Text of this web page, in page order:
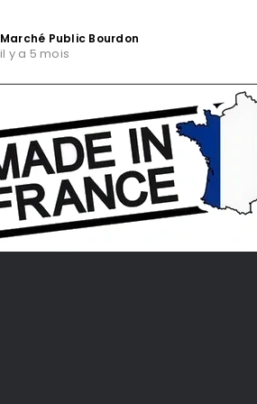
Marché Public Bourdon
il y a 5 mois